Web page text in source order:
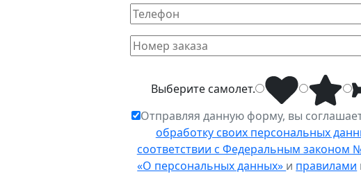
Выберите самолет.
Отправляя данную форму, вы
обработку своих персональных
соответствии с Федеральным законом
«О персональных данных» и правилами